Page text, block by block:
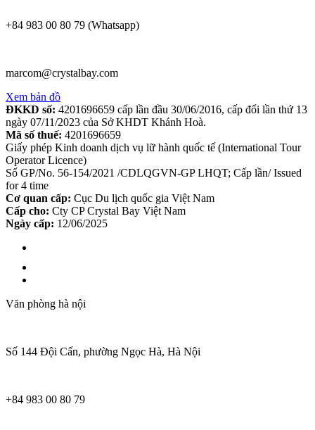
+84 983 00 80 79 (Whatsapp)
marcom@crystalbay.com
Xem bản đồ
ĐKKD số: 4201696659 cấp lần đầu 30/06/2016, cấp đổi lần thứ 13
ngày 07/11/2023 của Sở KHDT Khánh Hoà.
Mã số thuế: 4201696659
Giấy phép Kinh doanh dịch vụ lữ hành quốc tế (International Tour
Operator Licence)
Số GP/No. 56-154/2021 /CDLQGVN-GP LHQT; Cấp lần/ Issued
for 4 time
Cơ quan cấp: Cục Du lịch quốc gia Việt Nam
Cấp cho: Cty CP Crystal Bay Việt Nam
Ngày cấp: 12/06/2025
Văn phòng hà nội
Số 144 Đội Cấn, phường Ngọc Hà, Hà Nội
+84 983 00 80 79